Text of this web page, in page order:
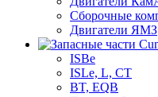
Сборочные
Двигатели ЯМЗ
ISBe
ISLe, L, CT
BT, EQB